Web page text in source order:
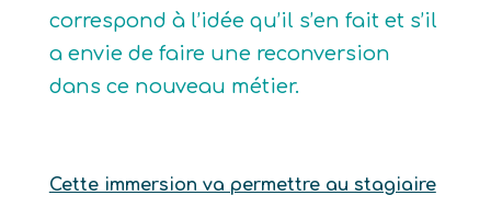
correspond à l’idée qu’il s’en fait et s’il
a envie de faire une reconversion
dans ce nouveau métier.
Cette immersion va permettre au stagiaire